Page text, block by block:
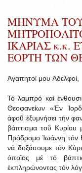
ΜΗΝΥΜΑ
ΙΚΑΡΙΑΣ κ.κ.
ΕΟΡΤΗ ΤΩΝ
Ἀγαπητοί μου Ἀδελφοί,
Τό λαμπρό καί
Θεοφανείων «Ἐν
ἀφοῦ ἐξυμνήσει τήν
βάπτισμα τοῦ Κυρίου
Πρόδρομο Ἰωάννη τόν
νά δοξάσουμε τόν
ὁποῖος μέ τό
ἐκπληρώνοντας τόν